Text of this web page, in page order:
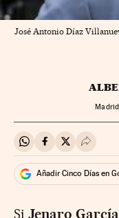
José Antonio Díaz
Compartir en
Compartir en
Compartir
Añadir Cinco Días en
Si Jenaro